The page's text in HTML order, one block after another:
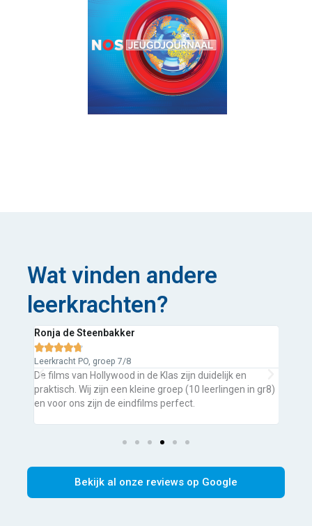
Wat vinden andere
leerkrachten?
in de Klas zijn duidelijk en
kleine groep (10 leerlingen in gr8)
eindfilms perfect.
Onze leerlingen hebben een
taalachterstand. Hierdoor is
de eindfilm hoeven de
Bekijk al onze reviews op Google